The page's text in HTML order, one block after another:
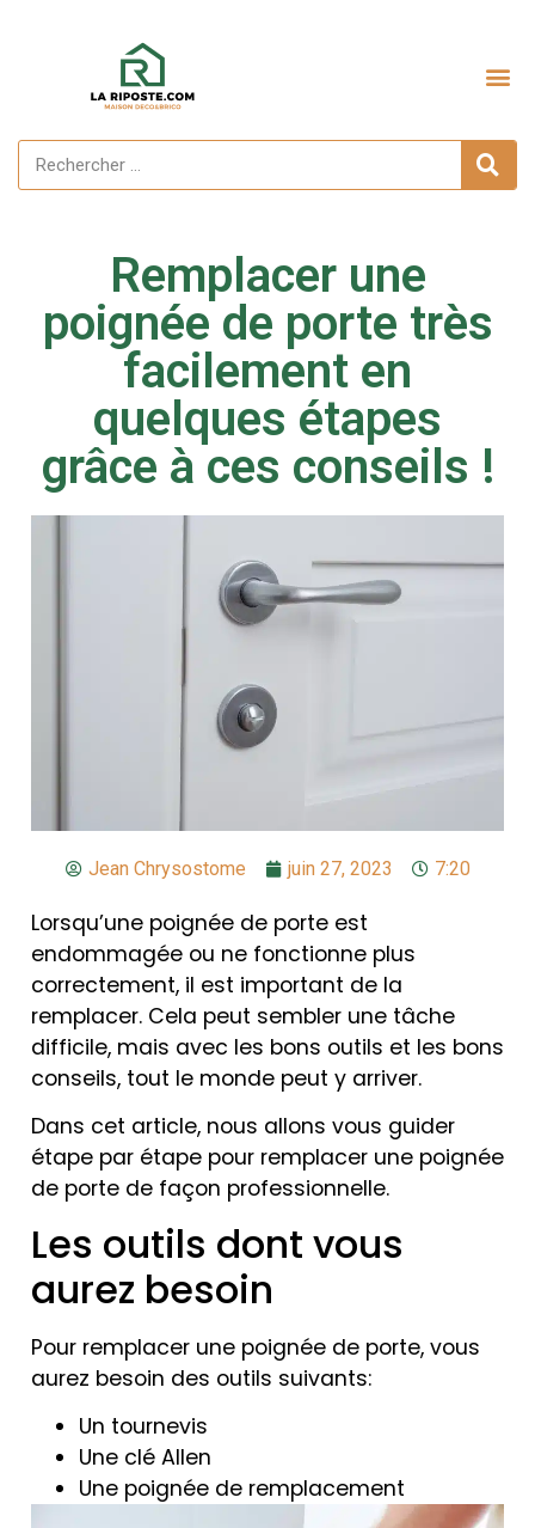
Remplacer une
poignée de porte très
facilement en
quelques étapes
grâce à ces conseils !
Jean Chrysostome juin 27, 2023 7:20
Lorsqu’une poignée de porte est
endommagée ou ne fonctionne plus
correctement, il est important de la
remplacer. Cela peut sembler une tâche
difficile, mais avec les bons outils et les bons
conseils, tout le monde peut y arriver.
Dans cet article, nous allons vous guider
étape par étape pour remplacer une poignée
de porte de façon professionnelle.
Les outils dont vous
aurez besoin
Pour remplacer une poignée de porte, vous
aurez besoin des outils suivants:
Un tournevis
Une clé Allen
Une poignée de remplacement